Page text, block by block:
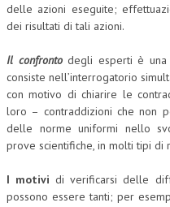
delle azioni eseguite;
dei risultati di tali azioni.
Il confrontodegli esperti è una
consiste nell’interrogatorio
con motivo di chiarire le
loro – contraddizioni che non
delle norme uniformi nello
prove scientifiche, in molti tipi di
I motivi di verificarsi delle
possono essere tanti; per